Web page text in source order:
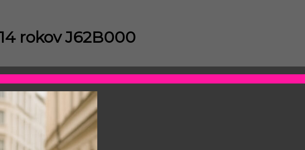
rokov J62B000